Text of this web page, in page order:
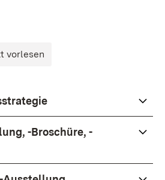
vorlesen
-Broschüre, -